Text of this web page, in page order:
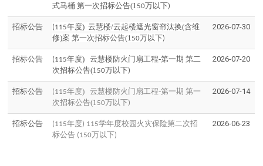
式马桶 第一次招标公告(1 50万以下)
招标公告 (115年度) 云慧楼/云起楼遮光窗帘汰换(含维
修)案 第一次招标公告(1 50万以下)
2026-07-30
招标公告 (115年度) 云慧楼防火门扇工程-第一期 第二
次招标公告(1 50万以下)
2026-07-20
招标公告 (115年度)云慧楼防火门扇工程-第一期 第一
次招标公告(1 50万以下)
2026-07-14
招标公告
(115年度) 115学年度校园火灾保险第二次招
标公告 (150万以下)
2026-06-23